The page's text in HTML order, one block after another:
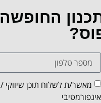
החופשה
מאשר/ת לשלוח תוכן שיווקי /
אינפורמטיבי